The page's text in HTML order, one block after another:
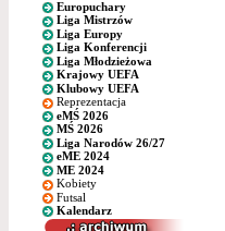
Europuchary
Liga Mistrzów
Liga Europy
Liga Konferencji
Liga Młodzieżowa
Krajowy UEFA
Klubowy UEFA
Reprezentacja
eMŚ 2026
MŚ 2026
Liga Narodów 26/27
eME 2024
ME 2024
Kobiety
Futsal
Kalendarz